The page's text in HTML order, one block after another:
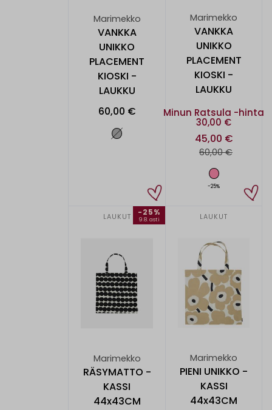
Marimekko
VANKKA
UNIKKO
PLACEMENT
KIOSKI -
LAUKKU
60,00 €
Marimekko
VANKKA
UNIKKO
PLACEMENT
KIOSKI -
LAUKKU
Minun Ratsula -hinta
30,00 €
45,00 €
60,00 €
-25%
LAUKUT -25%
9.8. asti
Marimekko
RÄSYMATTO -
KASSI
44x43CM
LAUKUT
Marimekko
PIENI UNIKKO -
KASSI
44x43CM